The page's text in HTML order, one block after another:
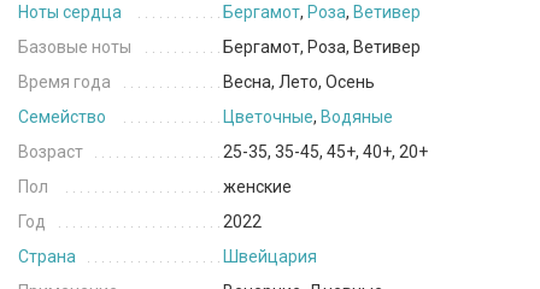
Ноты сердца
Бергамот, Роза, Ветивер
Базовые ноты
Бергамот, Роза, Ветивер
Время года
Весна, Лето, Осень
Семейство
Цветочные, Водяные
Возраст
25-35, 35-45, 45+, 40+, 20+
Пол
женские
Год
2022
Страна
Швейцария